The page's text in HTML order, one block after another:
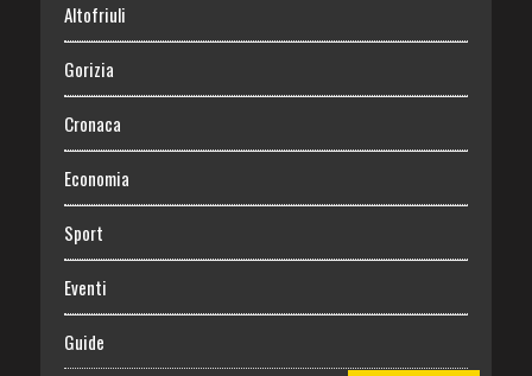
Altofriuli
Gorizia
Cronaca
Economia
Sport
Eventi
Guide